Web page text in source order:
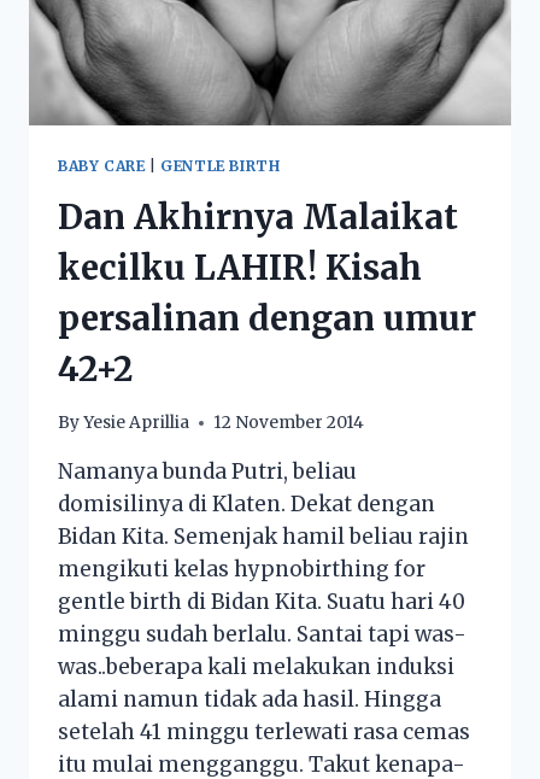
BABY CARE| GENTLE BIRTH
Dan Akhirnya Malaikat
kecilku LAHIR! Kisah
persalinan dengan umur
42+2
ByYesie Aprillia 12 November 2014
Namanya bunda Putri, beliau
domisilinya di Klaten. Dekat dengan
Bidan Kita. Semenjak hamil beliau rajin
mengikuti kelas hypnobirthing for
gentle birth di Bidan Kita. Suatu hari 40
minggu sudah berlalu. Santai tapi was-
was..beberapa kali melakukan induksi
alami namun tidak ada hasil. Hingga
setelah 41 minggu terlewati rasa cemas
itu mulai mengganggu. Takut kenapa-